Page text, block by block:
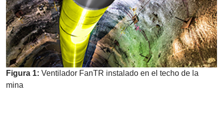
Figura 1: Ventilador FanTR instalado en el techo de la
mina